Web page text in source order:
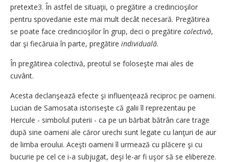
pretexte3. În astfel de situaţii, o pregătire a credincioşilor
pentru spovedanie este mai mult decât necesară. Pregătirea
se poate face credincioşilor în grup, deci o pregătire colectivă,
dar şi fiecăruia în parte, pregătire individuală.
În pregătirea colectivă, preotul se foloseşte mai ales de
cuvânt.
Acesta declanşează efecte şi influenţează reciproc pe oameni.
Lucian de Samosata istoriseşte că galii îl reprezentau pe
Hercule - simbolul puterii - ca pe un bărbat bătrân care trage
după sine oameni ale căror urechi sunt legate cu lanţuri de aur
de limba eroului. Aceşti oameni îl urmează cu plăcere şi cu
bucurie pe cel ce i-a subjugat, deşi le-ar fi uşor să se elibereze.